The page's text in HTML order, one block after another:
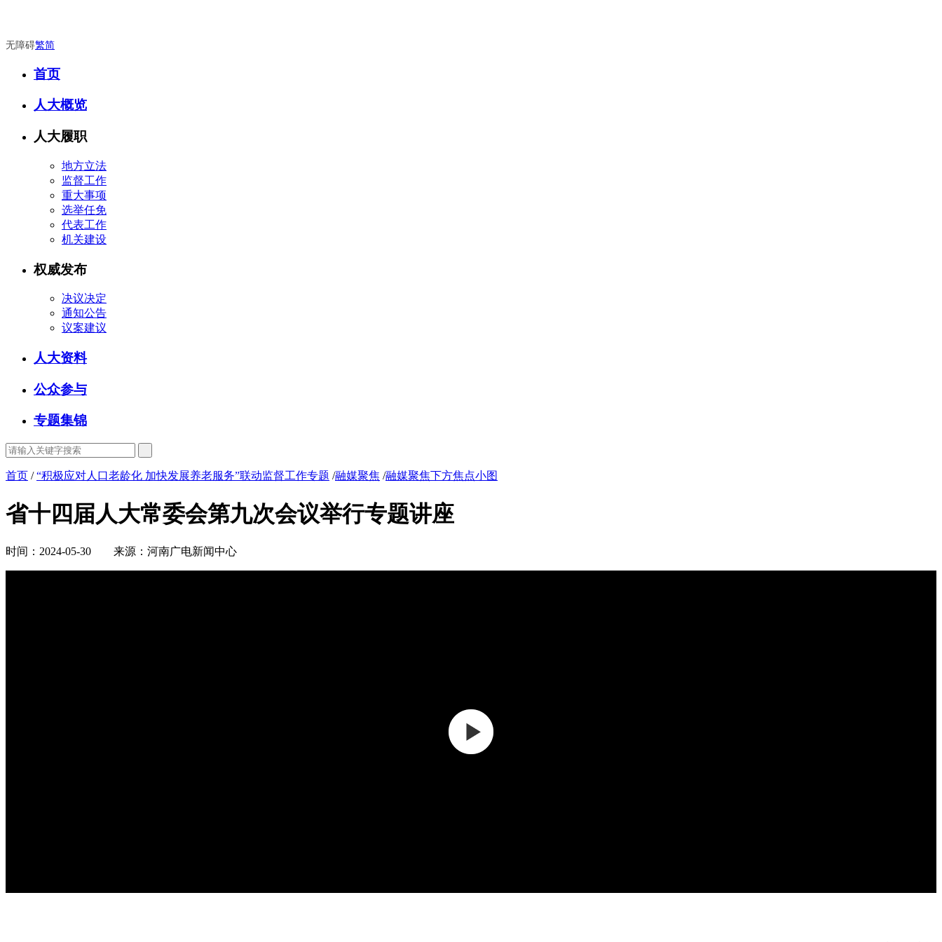
无障碍繁简
首页
人大概览
人大履职
地方立法
监督工作
重大事项
选举任免
代表工作
机关建设
权威发布
决议决定
通知公告
议案建议
人大资料
公众参与
专题集锦
首页 /“积极应对人口老龄化 加快发展养老服务”联动监督工作专题 /融媒聚焦 /融媒聚焦下方焦点小图
省十四届人大常委会第九次会议举行专题讲座
时间：2024-05-30 来源：河南广电新闻中心